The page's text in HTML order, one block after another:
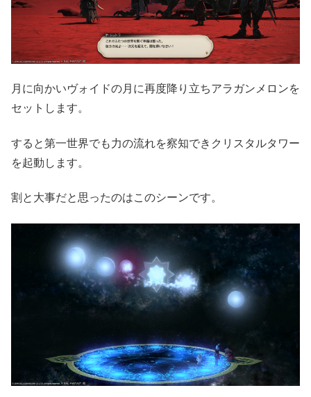
月に向かいヴォイドの月に再度降り立ちアラガンメロンを
セットします。
すると第一世界でも力の流れを察知できクリスタルタワー
を起動します。
割と大事だと思ったのはこのシーンです。